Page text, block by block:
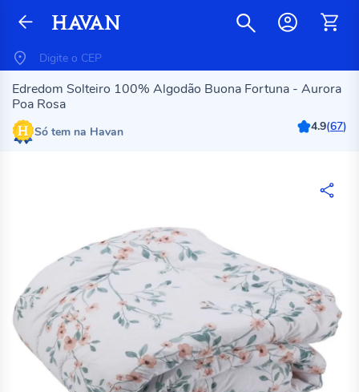
Edredom Solteiro 100% Algodão Buona Fortuna - Aurora
Poa Rosa
Só tem na Havan 4.9(67)